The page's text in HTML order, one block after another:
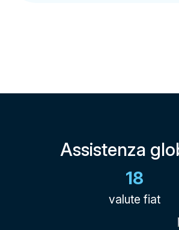
Assistenza
18
valute fiat